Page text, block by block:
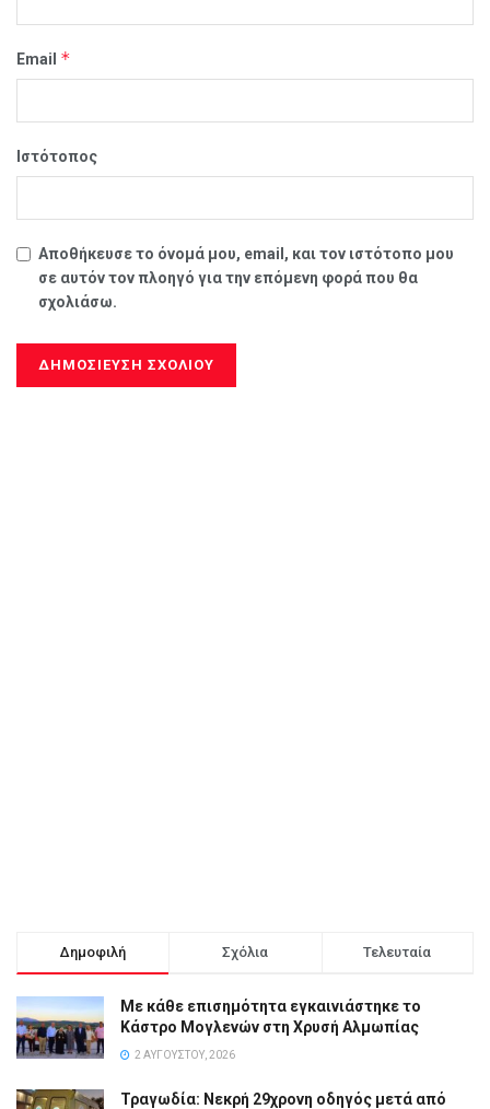
Email *
Ιστότοπος
Αποθήκευσε το όνομά μου, email, και τον ιστότοπο μου
σε αυτόν τον πλοηγό για την επόμενη φορά που θα
σχολιάσω.
Δημοφιλή Σχόλια Τελευταία
Με κάθε επισημότητα εγκαινιάστηκε το
Κάστρο Μογλενών στη Χρυσή Αλμωπίας
2 ΑΥΓΟΎΣΤΟΥ, 2026
Τραγωδία: Νεκρή 29χρονη οδηγός μετά από